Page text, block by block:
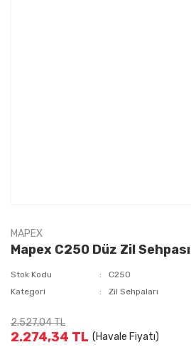
MAPEX
Mapex C250 Düz Zil Sehpası
Stok Kodu
C250
Kategori
Zil Sehpaları
2.527,04 TL
2.274,34 TL (Havale Fiyatı)